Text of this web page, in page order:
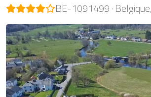
BE-1091499 Belgique